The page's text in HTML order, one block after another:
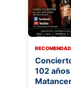
102